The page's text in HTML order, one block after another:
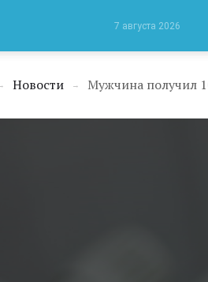
7 августа 2026
Новости → Мужчина получил